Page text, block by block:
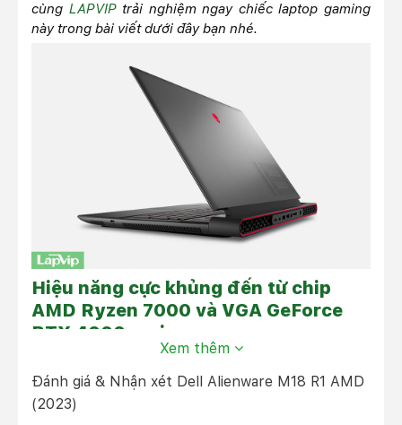
cùng LAPVIPtrải nghiệm ngay chiếc laptop gaming
này trong bài viết dưới đây bạn nhé.
Hiệu năng cực khủng đến từ chip
AMD Ryzen 7000 và VGA GeForce
RTX 4000 series
Trước khi đánh giá chi tiết phần hiệu suất, chúng ta sẽ
ngó qua xem chiếcDell Alienware M18 R1có các tùy
chọn cấu hình như thế nào? Trên trang chủ của Dell có
khá đa dạng các tùy chọn cấu hình khác nhau nhưng
Xem thêm
Đánh giá & Nhận xét Dell Alienware M18 R1 AMD
(2023)